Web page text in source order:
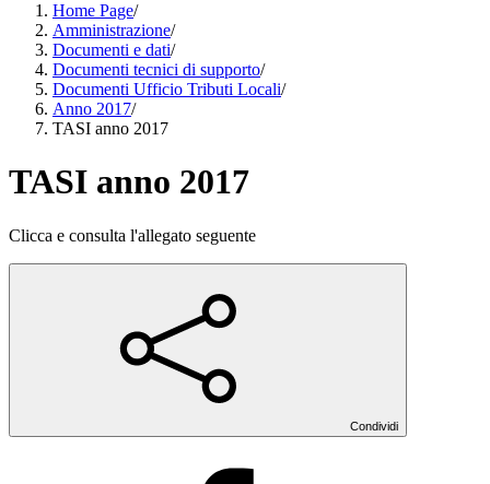
Home Page/
Amministrazione/
Documenti e dati/
Documenti tecnici di supporto/
Documenti Ufficio Tributi Locali/
Anno 2017/
TASI anno 2017
TASI anno 2017
Clicca e consulta l'allegato seguente
Condividi